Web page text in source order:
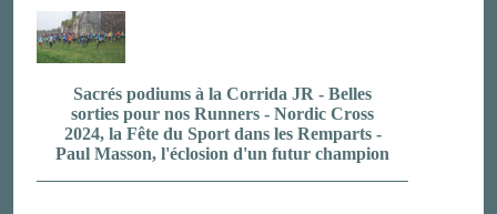
Sacrés podiums à la Corrida JR - Belles
sorties pour nos Runners - Nordic Cross
2024, la Fête du Sport dans les Remparts -
Paul Masson, l'éclosion d'un futur champion